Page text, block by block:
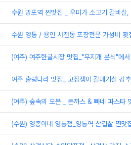
수원 망포역 찐맛집 _ 우미가 소고기 갈비살,
수원 영통 / 용인 서천동 포장전문 가성비 횟
(여주) 여주한글시장 맛집_"무지개 분식"에
여주 출렁다리 맛집_ 고집쟁이 갈매기살 강추
(여주) 숲속의 오븐 _ 돈까스 & 빠네 파스타
(수원) 영종이네 영통점_영통역 삼겹살 찐맛